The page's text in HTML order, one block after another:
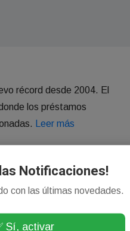
récord desde 2004. El
los préstamos
Leer más
de-las-familias-no-cede-y-se-
Notificaciones!
con las últimas novedades.
Sí, activar